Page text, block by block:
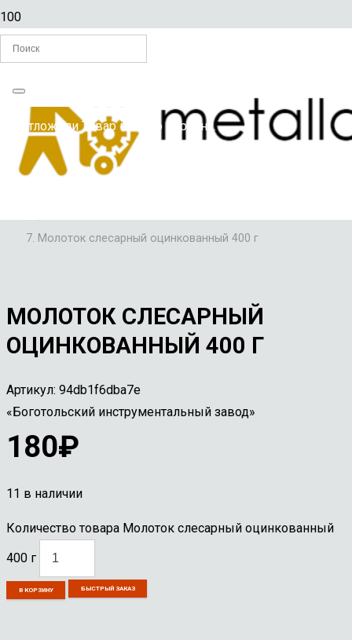
Вы отложилиТоварв свою корзину.
Главная
/
СЛЕСАРНЫЙ ИНСТРУМЕНТ
Молоток слесарный оцинкованный 400 г
МОЛОТОК СЛЕСАРНЫЙ
ОЦИНКОВАННЫЙ 400 Г
Артикул: 94db1f6dba7e
«Боготольский инструментальный завод»
180₽
11 в наличии
Количество товара Молоток слесарный оцинкованный
400 г
В КОРЗИНУ БЫСТРЫЙ ЗАКАЗ